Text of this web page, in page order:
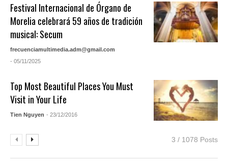
Festival Internacional de Órgano de
Morelia celebrará 59 años de tradición
musical: Secum
frecuenciamultimedia.adm@gmail.com
- 05/11/2025
Top Most Beautiful Places You Must
Visit in Your Life
Tien Nguyen - 23/12/2016
3 / 1078 Posts